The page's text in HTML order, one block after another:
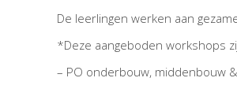
De leerlingen werken aan
*Deze aangeboden workshops
– PO onderbouw, middenbouw